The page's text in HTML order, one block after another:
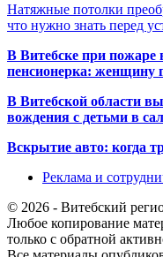
Натяжные потолки
что нужно знать перед
В Витебске при пожаре
пенсионерка: женщину
В Витебской области
вождения с детьми в
Вскрытие авто: когда
Реклама и
© 2026 - Витебский
Любое копирование
только с обратной